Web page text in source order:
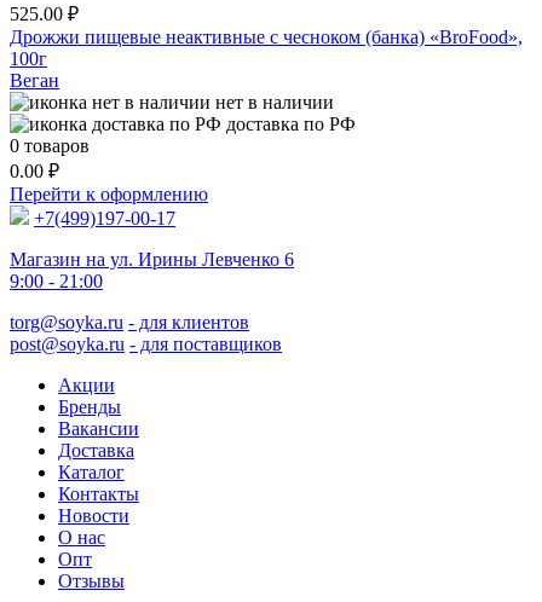
525.00 ₽
Дрожжи пищевые неактивные с чесноком (банка) «BroFood»,
100г
Веган
нет в наличии
доставка по РФ
0 товаров
0.00 ₽
Перейти к оформлению
+7(499)197-00-17
Магазин на ул. Ирины Левченко 6
9:00 - 21:00
torg@soyka.ru - для клиентов
post@soyka.ru - для поставщиков
Акции
Бренды
Вакансии
Доставка
Каталог
Контакты
Новости
О нас
Опт
Отзывы